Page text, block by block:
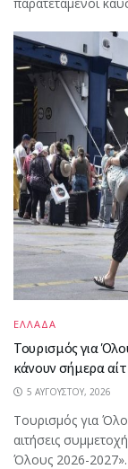
ΕΛΛΑΔΑ
Τουρισμός για
κάνουν σήμερα
5 ΑΥΓΟΎΣΤΟΥ, 2026
Τουρισμός για
αιτήσεις
Όλους 2026-